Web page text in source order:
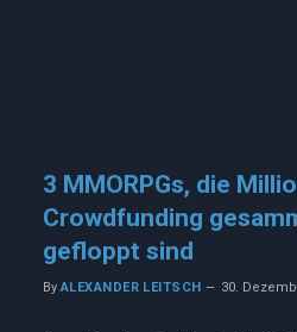
3 MMORPGs, die
Crowdfunding
gefloppt sind
By ALEXANDER LEITSCH 30.